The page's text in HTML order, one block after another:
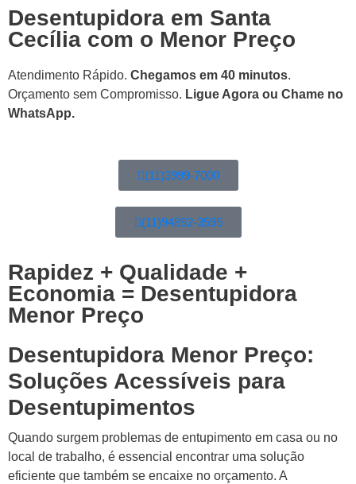
Desentupidora em Santa
Cecília com o Menor Preço
Atendimento Rápido. Chegamos em 40 minutos.
Orçamento sem Compromisso. Ligue Agora ou Chame no
WhatsApp.
(11)3999-7000
(11)94892-3595
Rapidez + Qualidade +
Economia = Desentupidora
Menor Preço
Desentupidora Menor Preço:
Soluções Acessíveis para
Desentupimentos
Quando surgem problemas de entupimento em casa ou no
local de trabalho, é essencial encontrar uma solução
eficiente que também se encaixe no orçamento. A